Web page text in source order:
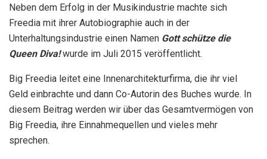
Neben dem Erfolg in der Musikindustrie machte sich
Freedia mit ihrer Autobiographie auch in der
Unterhaltungsindustrie einen Namen Gott schütze die
Queen Diva! wurde im Juli 2015 veröffentlicht.
Big Freedia leitet eine Innenarchitekturfirma, die ihr viel
Geld einbrachte und dann Co-Autorin des Buches wurde. In
diesem Beitrag werden wir über das Gesamtvermögen von
Big Freedia, ihre Einnahmequellen und vieles mehr
sprechen.